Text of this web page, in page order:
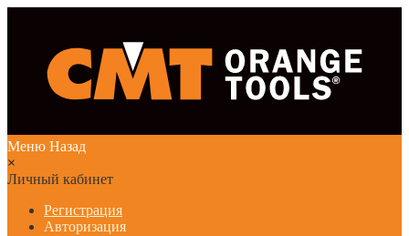
Меню Назад
×
Личный кабинет
Регистрация
Авторизация